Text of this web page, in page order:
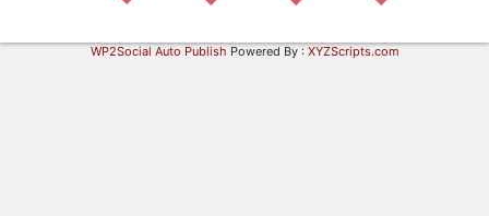
WP2Social Auto Publish Powered By : XYZScripts.com